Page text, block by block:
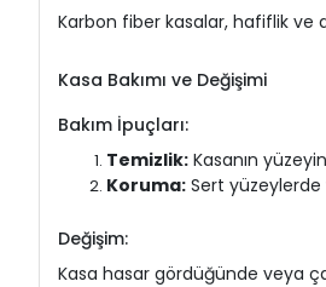
Karbon fiber kasalar, hafiflik ve
Kasa Bakımı ve Değişimi
Bakım İpuçları:
Temizlik: Kasanın
Koruma: Sert yüzeylerde
Değişim:
Kasa hasar gördüğünde veya